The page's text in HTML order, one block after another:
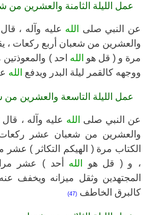
عمل الليلة الثامنة والعشرين من
عن النبي صلى الله عليه وآله ،
والعشرين من شعبان أربع ركعات ،
مرة و ( قل هو الله احد ) والمعوذتين
ووجهه كالقمر ليلة البدر ويدفع الله
عمل الليلة التاسعة والعشرين من
عن النبي صلى الله عليه وآله ،
والعشرين من شعبان عشر
الكتاب مرة ( الهيكم التكاثر )
، و ( قل هو
الله أحد ) عشر
المجتهدين وثقل ميزانه ويخفف
كالبرق الخاطف (47)